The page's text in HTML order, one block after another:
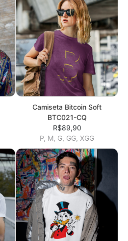
Camiseta Bitcoin Soft
BTC021-CQ
R$89,90
P, M, G, GG, XGG